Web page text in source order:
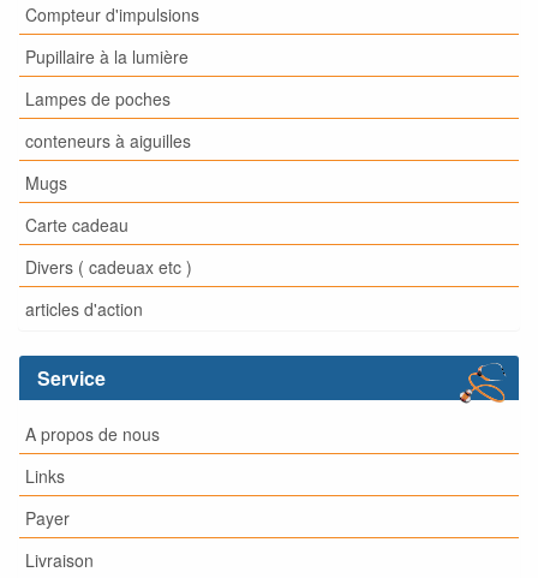
Compteur d'impulsions
Pupillaire à la lumière
Lampes de poches
conteneurs à aiguilles
Mugs
Carte cadeau
Divers ( cadeuax etc )
articles d'action
Service
A propos de nous
Links
Payer
Livraison